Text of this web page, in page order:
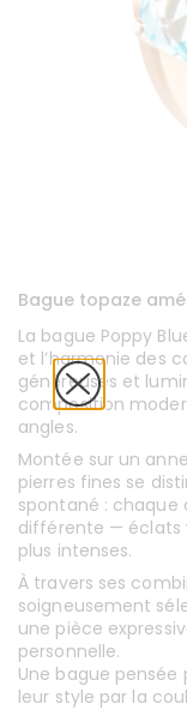
Bague topaze
La bague Poppy
et l’harmonie des
généreuses et
composition
angles.
Montée sur un
pierres fines se
spontané : chaque
différente — éclats
plus intenses.
À travers ses
soigneusement
une pièce
personnelle.
Une bague
leur style par la